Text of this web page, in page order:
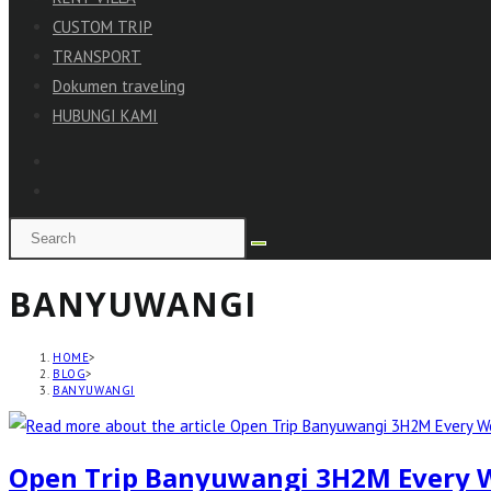
CUSTOM TRIP
TRANSPORT
Dokumen traveling
HUBUNGI KAMI
BANYUWANGI
HOME>
BLOG>
BANYUWANGI
Open Trip Banyuwangi 3H2M Every